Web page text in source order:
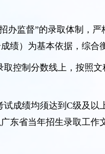
办监督”的录取体制，
绩）为基本依据，综合
控制分数线上，按照
成绩均须达到C级及
东省当年招生录取工